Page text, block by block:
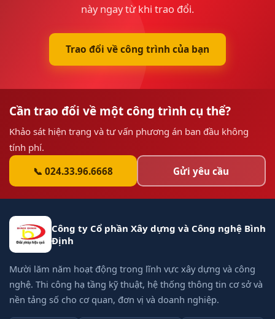
này ngay từ khi trao đổi.
Trao đổi về công trình của bạn
Cần trao đổi về một công trình cụ thể?
Khảo sát hiện trạng và tư vấn phương án ban đầu không
tính phí.
📞 024.33.96.6668
Gửi yêu cầu
Công ty Cổ phần Xây dựng và Công nghệ Bình
Định
Mười lăm năm hoạt động trong lĩnh vực xây dựng và công
nghệ. Thi công hạ tầng kỹ thuật, hệ thống thông tin cơ sở và
nền tảng số cho cơ quan, đơn vị và doanh nghiệp.